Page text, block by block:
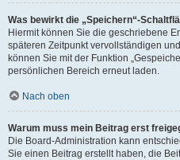
Was bewirkt die „Speichern“-
Hiermit können Sie die geschriebene
späteren Zeitpunkt vervollständigen
können Sie mit der Funktion
persönlichen Bereich erneut laden.
Nach oben
Warum muss mein Beitrag erst
Die Board-Administration kann
Sie einen Beitrag erstellt haben, die